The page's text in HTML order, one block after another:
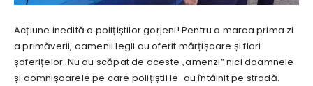
Acțiune inedită a polițiștilor gorjeni! Pentru a marca prima zi
a primăverii, oamenii legii au oferit mărțișoare și flori
șoferițelor. Nu au scăpat de aceste „amenzi” nici doamnele
și domnișoarele pe care polițiștii le-au întâlnit pe stradă.